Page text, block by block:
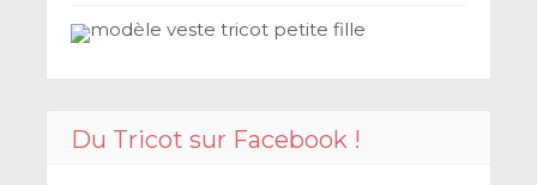
modèle veste tricot petite fille
Du Tricot sur Facebook !